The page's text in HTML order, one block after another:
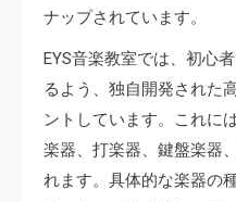
ナップされています。
EYS音楽教室では、初心
るよう、独自開発された
ントしています。これに
楽器、打楽器、鍵盤楽器
れます。具体的な楽器の